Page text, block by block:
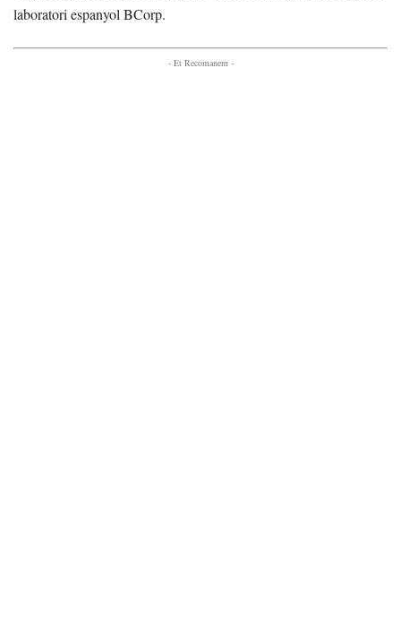
laboratori espanyol BCorp.
- Et Recomanem -